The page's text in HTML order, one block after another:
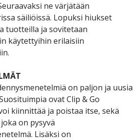
ne värjätään
säiliöissä. Lopuksi hiukset
tuotteilla ja sovitetaan
käytettyihin erilaisiin
on paljon ja uusia
ovat Clip & Go
kiinnittää ja poistaa itse, sekä
on pysyvä
Lisäksi on